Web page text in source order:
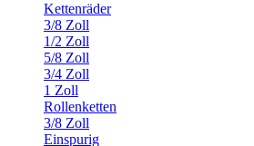
Kettenräder
3/8 Zoll
1/2 Zoll
5/8 Zoll
3/4 Zoll
1 Zoll
Rollenketten
3/8 Zoll
Einspurig